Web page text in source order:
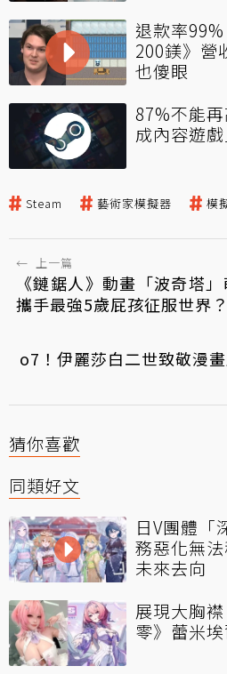
退款率
200鎂》營
也傻眼
87%不能
成內容遊
Steam 藝術家模擬器 模
← 上一篇
《鏈鋸人》動畫「波奇塔
攜手最強5歲屁孩征服世界？
o7！伊麗莎白二世致敬漫
猜你喜歡
同類好文
日V團體「
務惡化無
未來去向
展現大胸
零》蕾米